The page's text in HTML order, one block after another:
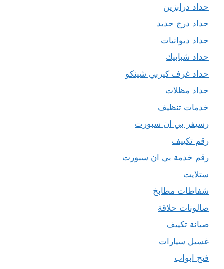
حداد درابزين
حداد درج حديد
حداد ديوانيات
حداد شبابيك
حداد غرف كيربي شينكو
حداد مظلات
خدمات تنظيف
رسيفر بي ان سبورت
رقم تكييف
رقم خدمة بي ان سبورت
ستلايت
شفاطات مطابخ
صالونات حلاقة
صيانة تكييف
غسيل سيارات
فتح ابواب